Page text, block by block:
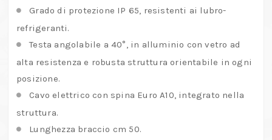
Grado di protezione IP 65, resistenti ai lubro-
refrigeranti.
Testa angolabile a 40°, in alluminio con vetro ad
alta resistenza e robusta struttura orientabile in ogni
posizione.
Cavo elettrico con spina Euro A10, integrato nella
struttura.
Lunghezza braccio cm 50.